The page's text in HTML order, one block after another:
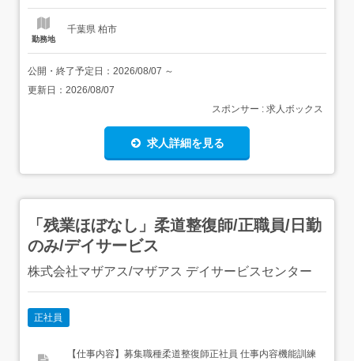
勤務地
千葉県 柏市
公開・終了予定日： 2026/08/07 ～
更新日： 2026/08/07
スポンサー : 求人ボックス
求人詳細を見る
「残業ほぼなし」柔道整復師/正職員/日勤
のみ/デイサービス
株式会社マザアス/マザアス デイサービスセンター
正社員
【仕事内容】募集職種柔道整復師正社員 仕事内容機能訓練